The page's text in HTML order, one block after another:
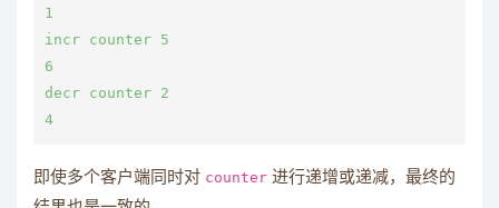
1
incr counter 5
6
decr counter 2
即使多个客户端同时对 counter 进行递增或递减，最终的